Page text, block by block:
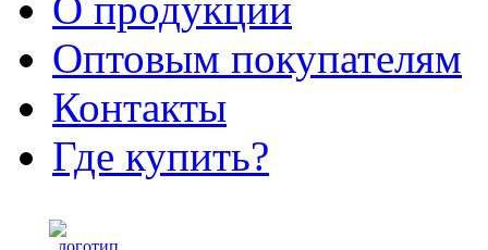
Оптовым покупателям
Контакты
Где купить?